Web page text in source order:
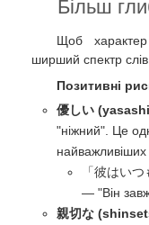
Більш
Щоб
ширший спектр слів.
Позитивні
優しい
"ніжний". Це
「彼はい
— "Він
親切な